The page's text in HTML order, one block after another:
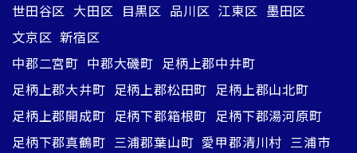
世田谷区 大田区 目黒区 品川区 江東区 墨田区
文京区 新宿区
中郡二宮町 中郡大磯町 足柄上郡中井町
足柄上郡大井町 足柄上郡松田町 足柄上郡山北町
足柄上郡開成町 足柄下郡箱根町 足柄下郡湯河原町
足柄下郡真鶴町 三浦郡葉山町 愛甲郡清川村 三浦市